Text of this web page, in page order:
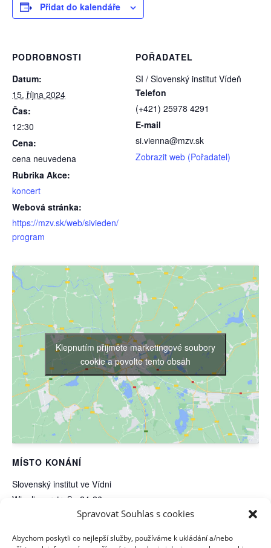
Spravovat Souhlas s cookies
Abychom poskytli co nejlepší služby, používáme k ukládání a/nebo
Přidat do kalendáře
PODROBNOSTI
Datum:
15. října 2024
Čas:
12:30
Cena:
cena neuvedena
Rubrika Akce:
koncert
Webová stránka:
https://mzv.sk/web/sivieden/
program
POŘADATEL
SI / Slovenský institut Vídeň
Telefon
(+421) 25978 4291
E-mail
si.vienna@mzv.sk
Zobrazit web (Pořadatel)
MÍSTO KONÁNÍ
Slovenský institut ve Vídni
Wipplingerstraße 24-26
Rakousko
Klepnutím přijměte marketingové soubory
cookie a povolte tento obsah